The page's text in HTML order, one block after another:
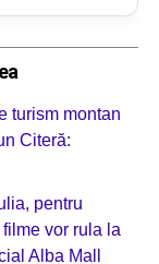
turism montan
Citeră:
pentru
vor rula la
Alba Mall